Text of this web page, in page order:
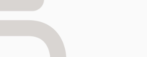
ja voit